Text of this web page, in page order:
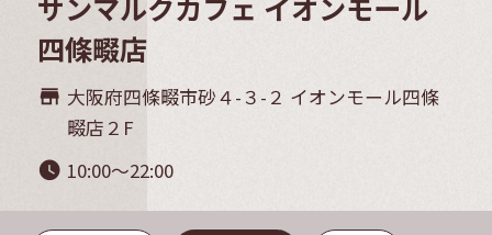
四條畷店
store_mall_directory 大阪府四條畷市砂４-３-２ イオンモール四條
畷店２F
watch_later 10:00～22:00